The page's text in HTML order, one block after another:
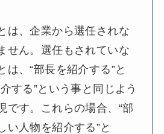
は、企業から選任されな
せん。選任もされていな
は、“部長を紹介する”と
する”という事と同じよう
です。これらの場合、“部
い人物を紹介する”と